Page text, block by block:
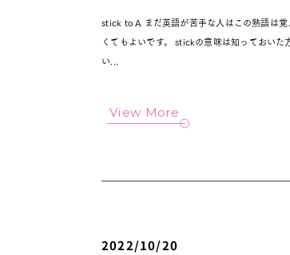
stick to A まだ英語が苦手な人はこの熟語は覚
くてもよいです。 stickの意味は知っておいた
い...
View More
2022/10/20